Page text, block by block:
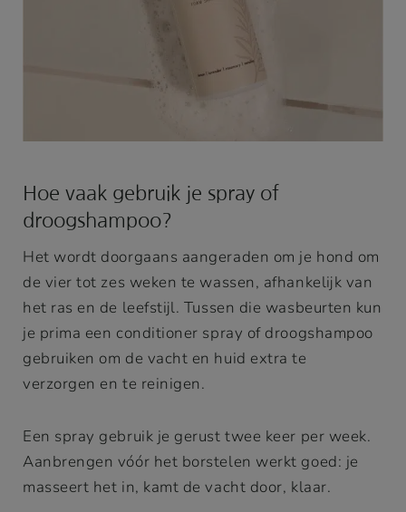
Hoe vaak gebruik je spray of
droogshampoo?
Het wordt doorgaans aangeraden om je hond om
de vier tot zes weken te wassen, afhankelijk van
het ras en de leefstijl. Tussen die wasbeurten kun
je prima een conditioner spray of droogshampoo
gebruiken om de vacht en huid extra te
verzorgen en te reinigen.
Een spray gebruik je gerust twee keer per week.
Aanbrengen vóór het borstelen werkt goed: je
masseert het in, kamt de vacht door, klaar.